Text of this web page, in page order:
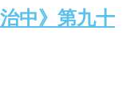
中》第九十